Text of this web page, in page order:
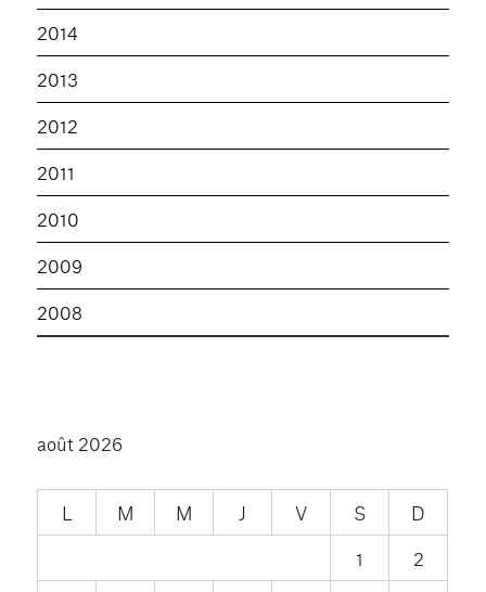
2014
2013
2012
2011
2010
2009
2008
août 2026
L M M J V S
D
1
2